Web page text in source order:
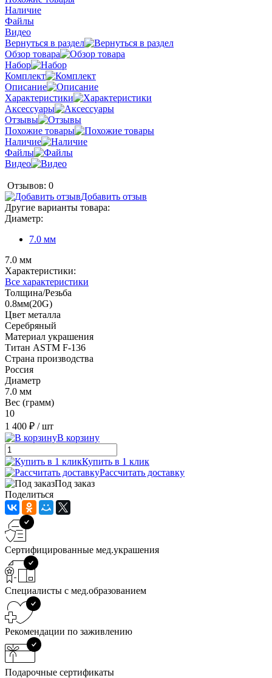
Наличие
Файлы
Видео
Вернуться в раздел
Обзор товара
Набор
Комплект
Описание
Характеристики
Аксессуары
Отзывы
Похожие товары
Наличие
Файлы
Видео
Отзывов: 0
Добавить отзыв
Другие варианты товара:
Диаметр:
7.0 мм
7.0 мм
Характеристики:
Все характеристики
Толщина/Резьба
0.8мм(20G)
Цвет металла
Серебряный
Материал украшения
Титан ASTM F-136
Страна производства
Россия
Диаметр
7.0 мм
Вес (грамм)
10
1 400 ₽ / шт
В корзину
Купить в 1 клик
Рассчитать доставку
Под заказ
Поделиться
Сертифицированные мед.украшения
Специалисты с мед.образованием
Рекомендации по заживлению
Подарочные сертификаты